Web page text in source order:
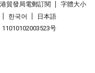
貿發局電郵訂閱
字體大小
한국어
日本語
号